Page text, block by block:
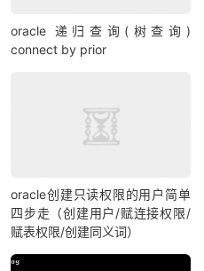
oracle 递归查询(树查询)
connect by prior
oracle创建只读权限的用户简单
四步走（创建用户/赋连接权限/
赋表权限/创建同义词）